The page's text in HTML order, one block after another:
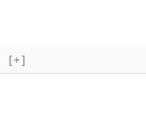
[+]